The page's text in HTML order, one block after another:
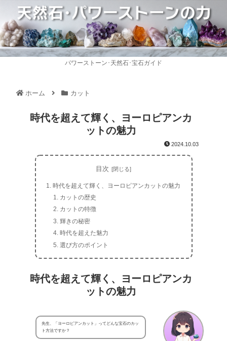
パワーストーン･天然石･宝石ガイド
ホーム カット
時代を超えて輝く、ヨーロピアンカ
ットの魅力
2024.10.03
目次
時代を超えて輝く、ヨーロピアンカットの魅力
カットの歴史
カットの特徴
輝きの秘密
時代を超えた魅力
選び方のポイント
時代を超えて輝く、ヨーロピアンカ
ットの魅力
先生、「ヨーロピアンカット」ってどんな宝石のカッ
ト方法ですか？